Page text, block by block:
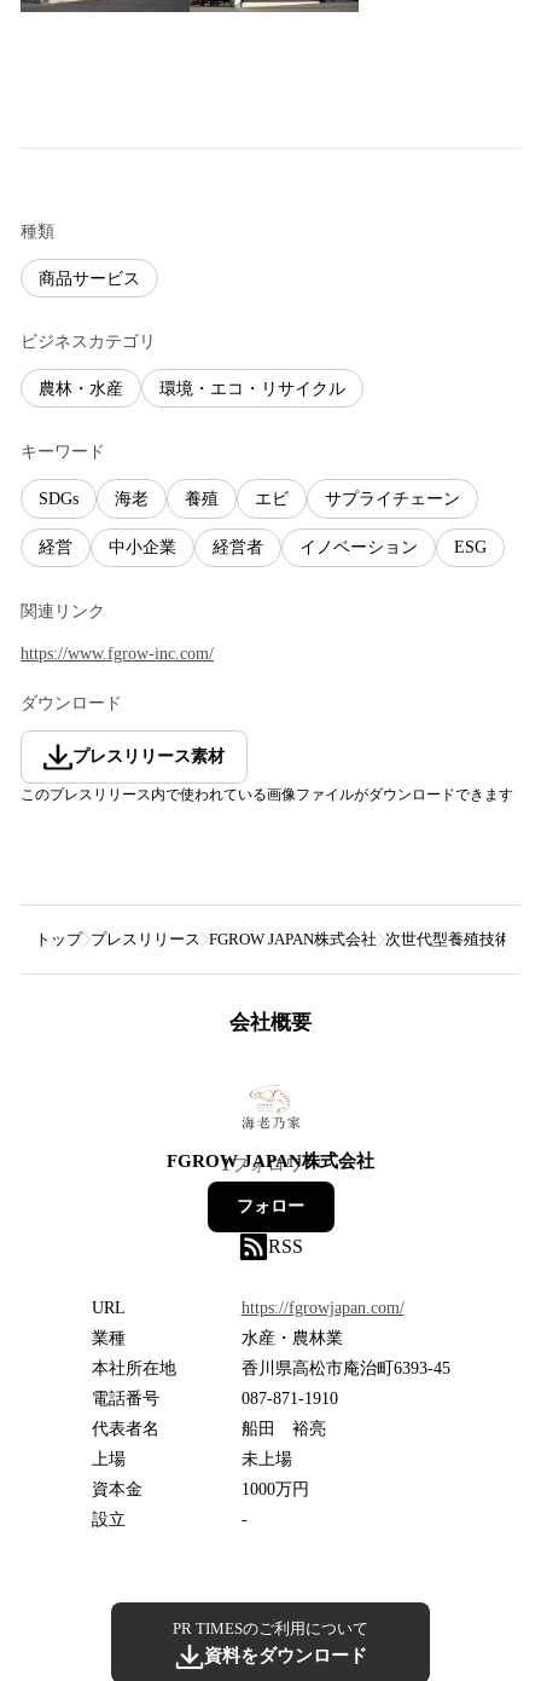
種類
商品サービス
ビジネスカテゴリ
農林・水産 環境・エコ・リサイクル
キーワード
SDGs 海老 養殖 エビ サプライチェーン
経営 中小企業 経営者 イノベーション ESG
関連リンク
https://www.fgrow-inc.com/
ダウンロード
プレスリリース素材
このプレスリリース内で使われている画像ファイルがダウンロードできます
トップ プレスリリース FGROW JAPAN株式会社 次世代型養殖技術の
会社概要
FGROW JAPAN株式会社
1フォロワー
フォロー
RSS
URL
https://fgrowjapan.com/
業種
水産・農林業
本社所在地
香川県高松市庵治町6393-45
電話番号
087-871-1910
代表者名
船田 裕亮
上場
未上場
資本金
1000万円
設立
-
PR TIMESのご利用について
資料をダウンロード